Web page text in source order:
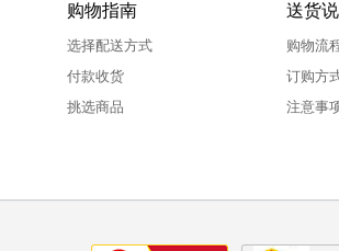
购物指南
选择配送方式
付款收货
挑选商品
送货
购物流
订购方
注意事